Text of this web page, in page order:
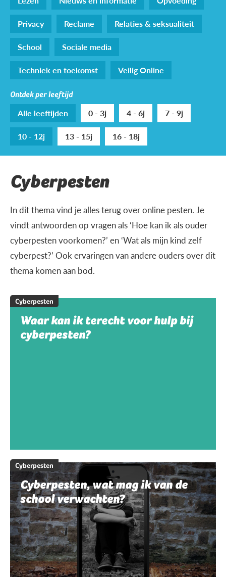
Privacy
Reclame
Relaties & seksualiteit
School
Sociale media
Techniek en toekomst
Veilig Online
Ontdek per leeftijd
Alle leeftijden 0 - 3j 4 - 6j
7 - 9j
10 - 12j
13 - 15j 16 - 18j
Cyberpesten
In dit thema vind je alles terug over online pesten. Je
vindt antwoorden op vragen als ‘Hoe kan ik als ouder
cyberpesten voorkomen?’ en ‘Wat als mijn kind zelf
cyberpest?’ Ook ervaringen van andere ouders over dit
thema komen aan bod.
Cyberpesten
Waar kan ik terecht voor hulp bij
cyberpesten?
Cyberpesten
Cyberpesten, wat mag ik van de
school verwachten?